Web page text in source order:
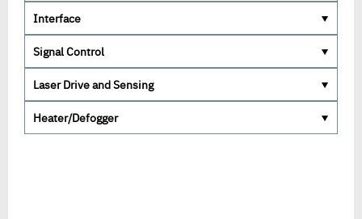
Interface
Signal Control
Laser Drive and Sensing
Heater/Defogger